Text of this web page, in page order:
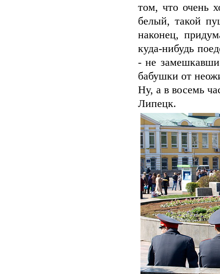
том, что очень
белый, такой
наконец,
куда-нибудь
- не
бабушки от
Ну, а в восемь
Липецк.